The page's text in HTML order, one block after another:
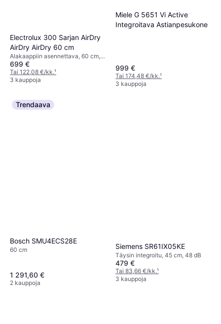
Electrolux 300 Sarjan AirDry
AirDry AirDry 60 cm
Alakaappiin asennettava, 60 cm,
44 dB
699 €
Tai 122,08 €/kk.¹
3 kauppoja
Miele G 5651 Vi Active
Integroitava Astianpesukone
999 €
Tai 174,48 €/kk.¹
3 kauppoja
Trendaava
Bosch SMU4ECS28E
60 cm
1 291,60 €
2 kauppoja
Siemens SR61IX05KE
Täysin integroitu, 45 cm, 48 dB
479 €
Tai 83,66 €/kk.¹
3 kauppoja